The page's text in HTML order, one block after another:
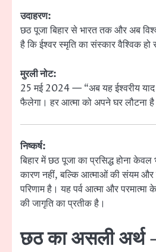
उदाहरण:
छठ पूजा बिहार से भारत तक और अब
है कि ईश्वर स्मृति का संस्कार वैश्विक हो
मुरली नोट:
25 मई 2024 — “अब यह ईश्वरीय याद
फैलेगा। हर आत्मा को अपने घर लौटना
निष्कर्ष:
बिहार में छठ पूजा का प्रसिद्ध होना
कारण नहीं, बल्कि आत्माओं की संयम और
परिणाम है। यह पर्व आत्मा और
की जागृति का प्रतीक है।
छठ का असली अर्थ